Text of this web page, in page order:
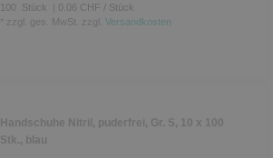
100 Stück
| 0.06 CHF / Stück
zzgl. ges. MwSt. zzgl. Versandkosten
Handschuhe Nitril, puderfrei, Gr. S, 10 x 100
Stk., blau